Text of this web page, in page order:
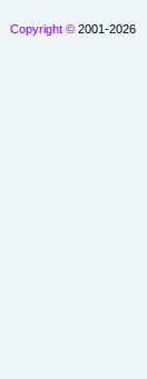
Copyright © 2001-2026